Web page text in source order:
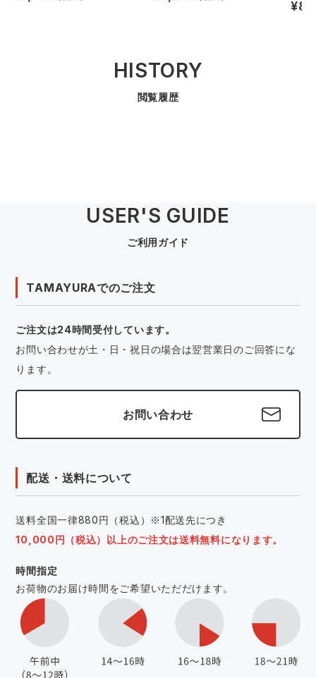
¥
HISTORY
閲覧履歴
USER'S GUIDE
ご利用ガイド
TAMAYURAでのご注文
ご注文は24時間受付しています。
お問い合わせが土・日・祝日の場合は翌営業日のご回答にな
ります。
お問い合わせ
配送・送料について
送料全国一律880円（税込）※1配送先につき
10,000円（税込）以上のご注文は送料無料になります。
時間指定
お荷物のお届け時間をご希望いただだけます。